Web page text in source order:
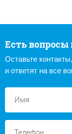
Есть вопросы
Оставьте
и ответят на все